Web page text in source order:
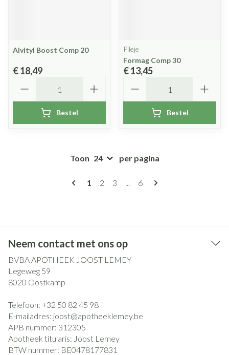
Alvityl Boost Comp 20
€ 18,49
Bestel
Pileje
Formag Comp 30
€ 13,45
Bestel
Pagina's
U lees momenteel pagina
1 Pagina
2 Pagina
3 ... Pagina
6
Toon per pagina
Neem contact met ons op
BVBA APOTHEEK JOOST LEMEY
Legeweg 59
8020 Oostkamp
Telefoon: +32 50 82 45 98
E-mailadres: joost@apotheeklemey.be
APB nummer: 312305
Apotheek titularis: Joost Lemey
BTW nummer: BE0478177831